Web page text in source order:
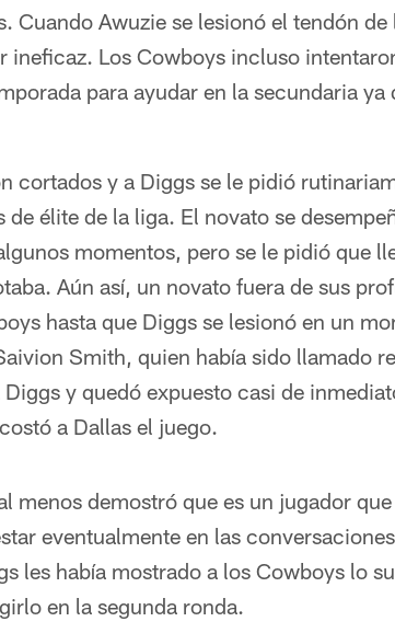
Cuando Awuzie se lesionó el tendón de
ineficaz. Los Cowboys incluso
para ayudar en la secundaria ya
cortados y a Diggs se le pidió
élite de la liga. El novato se
momentos, pero se le pidió que
Aún así, un novato fuera de sus
hasta que Diggs se lesionó en un
Smith, quien había sido llamado
y quedó expuesto casi de
a Dallas el juego.
menos demostró que es un jugador
eventualmente en las
les había mostrado a los Cowboys lo
en la segunda ronda.